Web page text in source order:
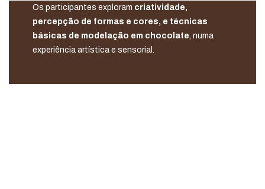
Os participantes exploram criatividade,
percepção de formas e cores, e técnicas
básicas de modelação em chocolate, numa
experiência artística e sensorial.